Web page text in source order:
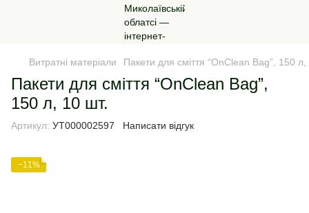
Витратні матеріали Пакети для сміття “OnClean Bag”, 150
Пакети для сміття “OnClean Bag”,
150 л, 10 шт.
Артикул: УТ000002597 Написати відгук
−11%